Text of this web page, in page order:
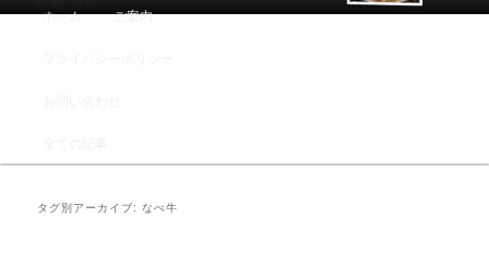
メインコンテンツへ移動
サブコンテンツへ移動
ホーム ご案内
タグ別アーカイブ:なべ牛